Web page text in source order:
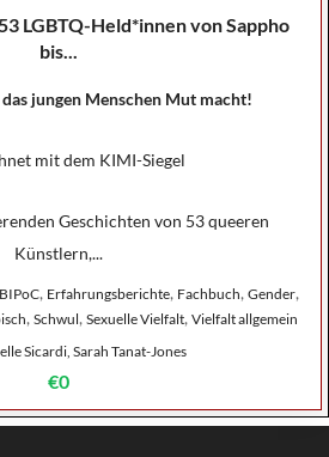
LGBTQ-Held*innen von Sappho
bis...
jungen Menschen Mut macht!
mit dem KIMI-Siegel
Geschichten von 53 queeren
Künstlern,...
BIPoC, Erfahrungsberichte, Fachbuch, Gender,
, Schwul, Sexuelle Vielfalt, Vielfalt allgemein
Sicardi, Sarah Tanat-Jones
€0